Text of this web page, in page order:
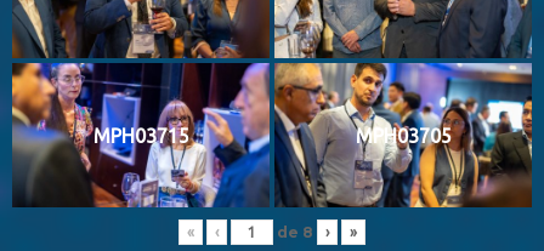
MPH03715 MPH03705
« ‹ de 8 › »